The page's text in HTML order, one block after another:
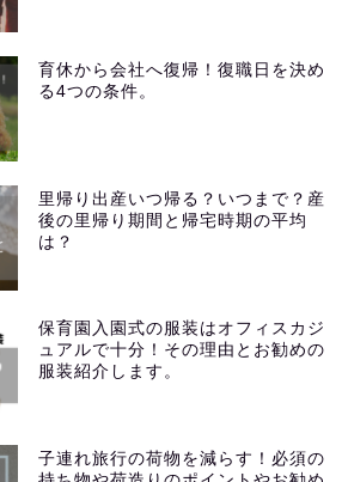
育休から会社へ復帰！復職日を決め
る4つの条件。
里帰り出産いつ帰る？いつまで？産
後の里帰り期間と帰宅時期の平均
は？
保育園入園式の服装はオフィスカジ
ュアルで十分！その理由とお勧めの
服装紹介します。
子連れ旅行の荷物を減らす！必須の